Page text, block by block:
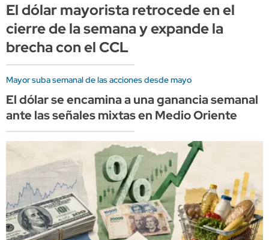
El dólar mayorista retrocede en el
cierre de la semana y expande la
brecha con el CCL
Mayor suba semanal de las acciones desde mayo
El dólar se encamina a una ganancia semanal
ante las señales mixtas en Medio Oriente